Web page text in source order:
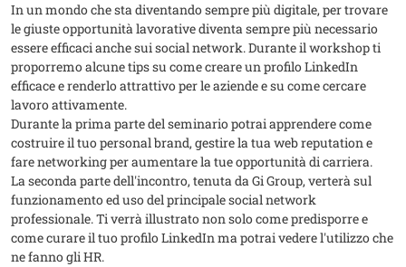
In un mondo che sta diventando sempre più digitale, per trovare
le giuste opportunità lavorative diventa sempre più necessario
essere efficaci anche sui social network. Durante il workshop ti
proporremo alcune tips su come creare un profilo LinkedIn
efficace e renderlo attrattivo per le aziende e su come cercare
lavoro attivamente.
Durante la prima parte del seminario potrai apprendere come
costruire il tuo personal brand, gestire la tua web reputation e
fare networking per aumentare la tue opportunità di carriera.
La seconda parte dell'incontro, tenuta da Gi Group, verterà sul
funzionamento ed uso del principale social network
professionale. Ti verrà illustrato non solo come predisporre e
come curare il tuo profilo LinkedIn ma potrai vedere l'utilizzo che
ne fanno gli HR.